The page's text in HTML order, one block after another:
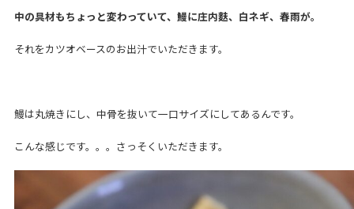
中の具材もちょっと変わっていて、鰻に庄内麩、白ネギ、春雨が。
それをカツオベースのお出汁でいただきます。
鰻は丸焼きにし、中骨を抜いて一口サイズにしてあるんです。
こんな感じです。。。さっそくいただきます。